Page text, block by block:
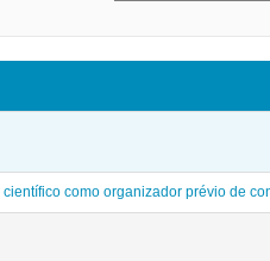
científico como organizador prévio de